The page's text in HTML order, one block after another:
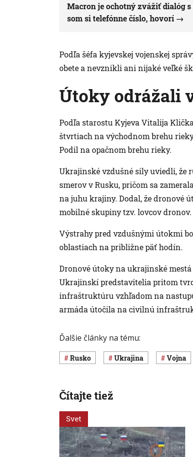
Macron je ochotný zvážiť dialóg
som si telefónne číslo, hovorí
Podľa šéfa kyjevskej vojenskej
obete a nevznikli ani nijaké veľké
Útoky odrážali
Podľa starostu Kyjeva Vitalija
štvrtiach na východnom brehu
Podil na opačnom brehu rieky.
Ukrajinské vzdušné sily uviedli, že
smerov v Rusku, pričom sa
na juhu krajiny. Dodal, že dronové
mobilné skupiny tzv. lovcov dronov.
Výstrahy pred vzdušnými útokmi
oblastiach na približne päť hodín.
Dronové útoky na ukrajinské
Ukrajinskí predstavitelia pritom
infraštruktúru vzhľadom na
armáda útočila na civilnú
Ďalšie články na tému:
Rusko Ukrajina vojna
Čítajte tiež
Svet